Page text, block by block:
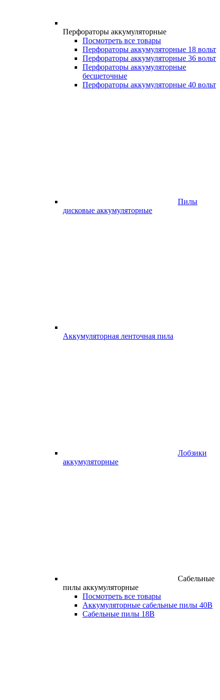
Перфораторы аккумуляторные
Посмотреть все товары
Перфораторы аккумуляторные 18 вольт
Перфораторы аккумуляторные 36 вольт
Перфораторы аккумуляторные
бесщеточные
Перфораторы аккумуляторные 40 вольт
Пилы
дисковые аккумуляторные
Аккумуляторная ленточная пила
Лобзики
аккумуляторные
Сабельные
пилы аккумуляторные
Посмотреть все товары
Аккумуляторные сабельные пилы 40В
Сабельные пилы 18В